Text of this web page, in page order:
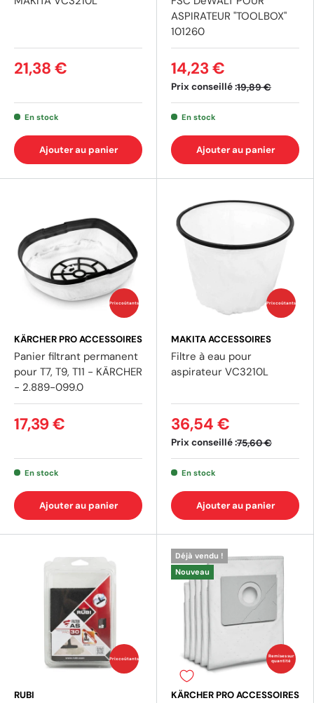
21,38 €
En stock
Ajouter au panier
ASPIRATEUR "TOOLBOX"
101260
Prix conseillé :19,89 €
14,23 €
En stock
Ajouter au panier
Prix coûtants
KÄRCHER PRO ACCESSOIRES
Panier filtrant permanent
pour T7, T9, T11 - KÄRCHER
- 2.889-099.0
17,39 €
En stock
Ajouter au panier
Prix coûtants
MAKITA ACCESSOIRES
Filtre à eau pour
aspirateur VC3210L
Prix conseillé :75,60 €
36,54 €
En stock
Ajouter au panier
Prix coûtants
RUBI
Remises sur
quantité
Déjà vendu !
Nouveau
KÄRCHER PRO ACCESSOIRES